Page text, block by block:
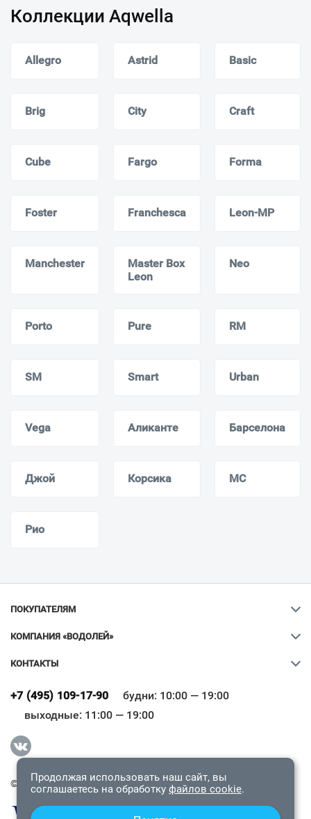
Коллекции Aqwella
Allegro Astrid Basic
Brig City Craft
Cube Fargo Forma
Foster Franchesca Leon-MP
Manchester
Master Box
Leon
Neo
Porto Pure RM
SM Smart Urban
Vega Аликанте Барселона
Джой Корсика МС
Рио
ПОКУПАТЕЛЯМ
КОМПАНИЯ «ВОДОЛЕЙ»
КОНТАКТЫ
+7 (495) 109-17-90
будни: 10:00 — 19:00
выходные: 11:00 — 19:00
© 2009-2026 «Водолей Онлайн». Все права защищены.
Всё верно
Продолжая использовать наш сайт, вы
соглашаетесь на обработку файлов cookie.